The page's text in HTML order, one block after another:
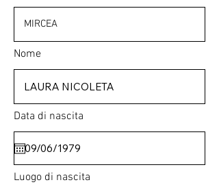
Nome
Data di nascita
Luogo di nascita